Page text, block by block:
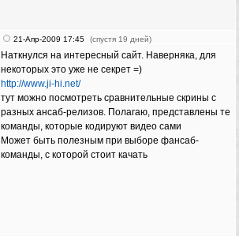
21-Апр-2009 17:45 (спустя 19 дней)
Наткнулся на интересный сайт. Наверняка, для
некоторых это уже не секрет =)
http://www.ji-hi.net/
тут можно посмотреть сравнительные скрины с
разных ансаб-релизов. Полагаю, представлены те
команды, которые кодируют видео сами
Может быть полезным при выборе фансаб-
команды, с которой стоит качать